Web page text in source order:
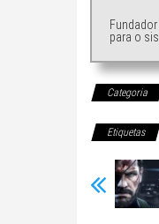
para o
Categoria
Etiquetas